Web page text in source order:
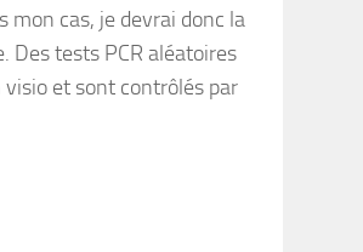
mon cas, je devrai donc la
Des tests PCR aléatoires
et sont contrôlés par